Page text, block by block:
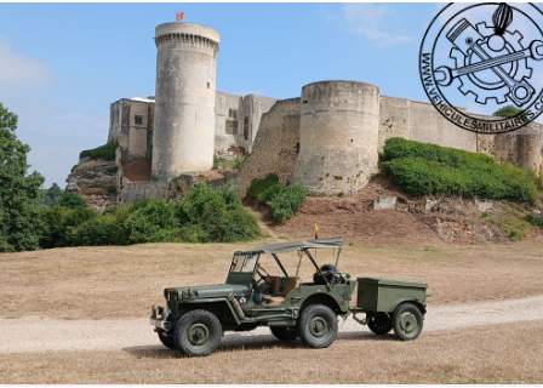
Véhicules Militaires .com
Bienvenue sur LE forum des passionnés de Véhicules Militaires de toutes nationalités et de
toutes époques. De nombreuses rubriques sont à votre disposition pour vous venir en aide,
ou simplement partager vos activités.